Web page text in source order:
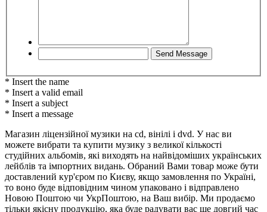
* Insert the name
* Insert a valid email
* Insert a subject
* Insert a message
Магазин ліцензійної музики на cd, вінілі і dvd. У нас ви
можете вибрати та купити музику з великої кількості
студійних альбомів, які виходять на найвідоміших українських
лейблів та імпортних видань. Обраний Вами товар може бути
доставлений кур'єром по Києву, якщо замовлення по Україні,
то воно буде відповідним чином упаковано і відправлено
Новою Поштою чи УкрПоштою, на Ваш вибір. Ми продаємо
тільки якісну продукцію, яка буде радувати вас ще довгий час